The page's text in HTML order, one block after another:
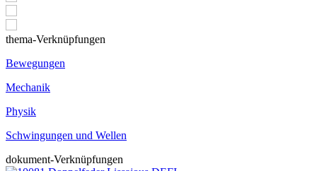
thema-Verknüpfungen
Bewegungen
Mechanik
Physik
Schwingungen und Wellen
dokument-Verknüpfungen